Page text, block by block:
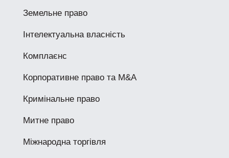
Земельне право
Інтелектуальна власність
Комплаєнс
Корпоративне право та M&A
Кримінальне право
Митне право
Міжнародна торгівля